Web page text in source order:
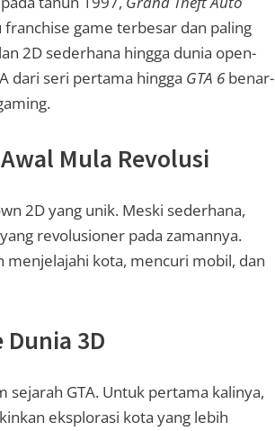
game terbesar dan paling
2D sederhana hingga dunia open-
dari seri pertama hingga GTA 6benar-
Awal Mula Revolusi
2D yang unik. Meski sederhana,
revolusioner pada zamannya.
kota, mencuri mobil, dan
Dunia 3D
GTA. Untuk pertama kalinya,
eksplorasi kota yang lebih